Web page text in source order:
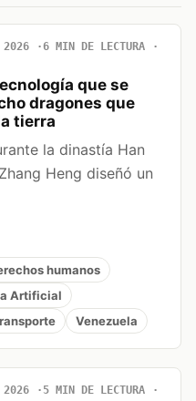
2026
6 MIN DE LECTURA
que se
dragones que
tierra
la dinastía Han
Heng diseñó un
humanos
Artificial
Venezuela
2026
5 MIN DE LECTURA